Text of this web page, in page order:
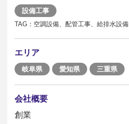
設備工事
TAG：空調設備、配管工事、給排水設備
エリア
岐阜県 愛知県 三重県
会社概要
創業